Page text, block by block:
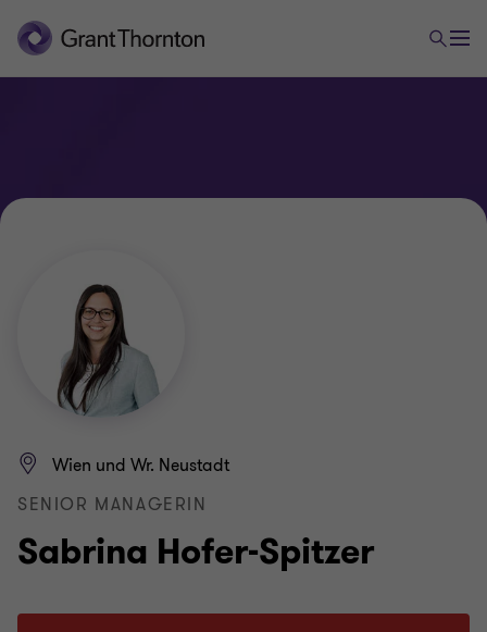
Sabrina Hofer-Spitzer
Wien und Wr. Neustadt
SENIOR MANAGERIN